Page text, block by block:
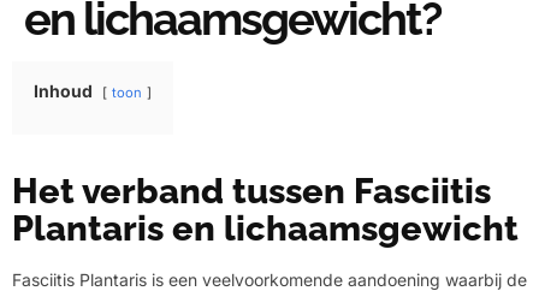
en lichaamsgewicht?
Inhoud toon
Het verband tussen Fasciitis
Plantaris en lichaamsgewicht
Fasciitis Plantaris is een veelvoorkomende aandoening waarbij de